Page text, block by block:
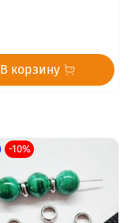
В корзину
-10%